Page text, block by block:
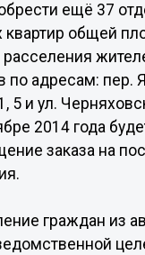
ещё 37
квартир общей
по адресам: пер.
5 и ул.
2014 года
заказа на
граждан из